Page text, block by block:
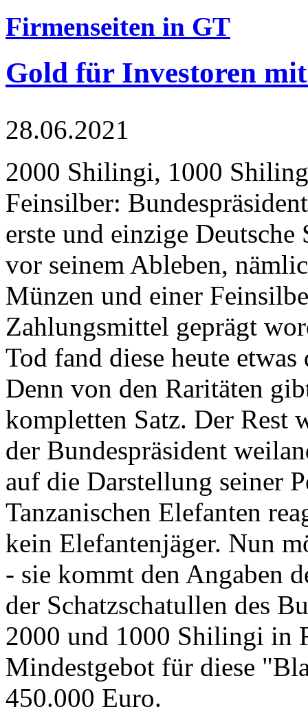
Firmenseiten in GT
Gold für Investoren
28.06.2021
2000 Shilingi, 1000
Feinsilber:
erste und einzige Deutsche
vor seinem Ableben,
Münzen und einer
Zahlungsmittel geprägt
Tod fand diese heute
Denn von den Raritäten
kompletten Satz. Der Rest
der Bundespräsident
auf die Darstellung seiner
Tanzanischen Elefanten
kein Elefantenjäger. Nun
- sie kommt den Angaben
der Schatzschatullen des
2000 und 1000 Shilingi in
Mindestgebot für diese
450.000 Euro.